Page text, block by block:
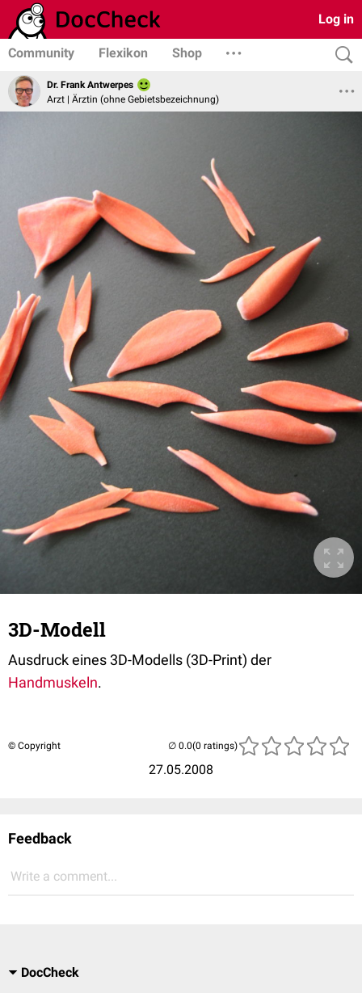
Log in
Community Flexikon Shop
Dr. Frank Antwerpes
Arzt | Ärztin (ohne Gebietsbezeichnung)
3D-Modell
Ausdruck eines 3D-Modells (3D-Print) der
Handmuskeln.
© Copyright
27.05.2008
(0 ratings)
Feedback
Write a comment...
DocCheck